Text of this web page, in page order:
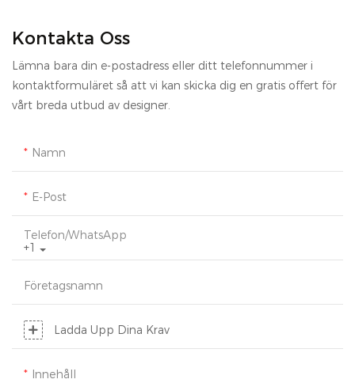
Kontakta Oss
Lämna bara din e-postadress eller ditt telefonnummer i
kontaktformuläret så att vi kan skicka dig en gratis offert för
vårt breda utbud av designer.
Namn
E-Post
+1
Telefon/whatsApp
Företagsnamn
Ladda Upp Dina Krav
Innehåll